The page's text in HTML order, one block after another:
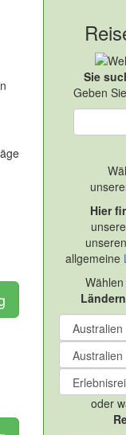
Sie
Geben
Hier
unsere
allgemeine
Ländern
oder